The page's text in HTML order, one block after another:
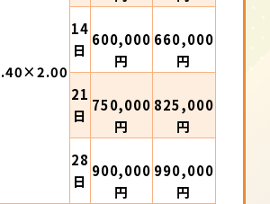
14
日
600,000
円
660,000
円
21
日
750,000
円
825,000
円
28
日
900,000
円
990,000
円